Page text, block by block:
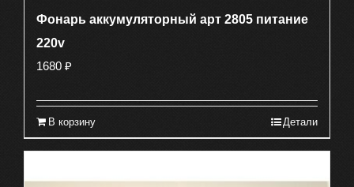
Фонарь аккумуляторный арт 2805 питание
220v
1680 ₽
В корзину Детали